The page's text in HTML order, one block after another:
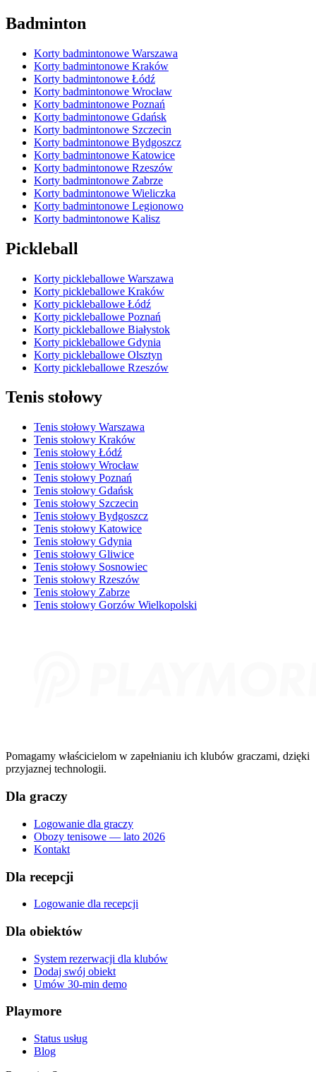
Badminton
Korty badmintonowe Warszawa
Korty badmintonowe Kraków
Korty badmintonowe Łódź
Korty badmintonowe Wrocław
Korty badmintonowe Poznań
Korty badmintonowe Gdańsk
Korty badmintonowe Szczecin
Korty badmintonowe Bydgoszcz
Korty badmintonowe Katowice
Korty badmintonowe Rzeszów
Korty badmintonowe Zabrze
Korty badmintonowe Wieliczka
Korty badmintonowe Legionowo
Korty badmintonowe Kalisz
Pickleball
Korty pickleballowe Warszawa
Korty pickleballowe Kraków
Korty pickleballowe Łódź
Korty pickleballowe Poznań
Korty pickleballowe Białystok
Korty pickleballowe Gdynia
Korty pickleballowe Olsztyn
Korty pickleballowe Rzeszów
Tenis stołowy
Tenis stołowy Warszawa
Tenis stołowy Kraków
Tenis stołowy Łódź
Tenis stołowy Wrocław
Tenis stołowy Poznań
Tenis stołowy Gdańsk
Tenis stołowy Szczecin
Tenis stołowy Bydgoszcz
Tenis stołowy Katowice
Tenis stołowy Gdynia
Tenis stołowy Gliwice
Tenis stołowy Sosnowiec
Tenis stołowy Rzeszów
Tenis stołowy Zabrze
Tenis stołowy Gorzów Wielkopolski
Pomagamy właścicielom w zapełnianiu ich klubów graczami, dzięki
przyjaznej technologii.
Dla graczy
Logowanie dla graczy
Obozy tenisowe — lato 2026
Kontakt
Dla recepcji
Logowanie dla recepcji
Dla obiektów
System rezerwacji dla klubów
Dodaj swój obiekt
Umów 30-min demo
Playmore
Status usług
Blog